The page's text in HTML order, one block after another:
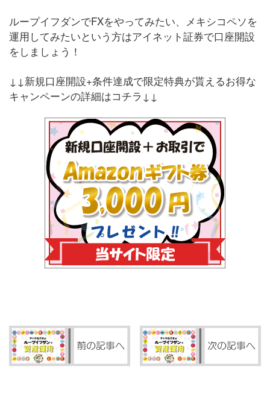
ループイフダンでFXをやってみたい、メキシコペソを
運用してみたいという方はアイネット証券で口座開設
をしましょう！
↓↓新規口座開設+条件達成で限定特典が貰えるお得な
キャンペーンの詳細はコチラ↓↓